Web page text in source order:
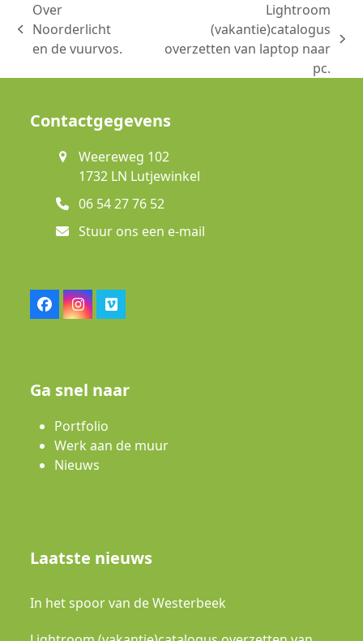
previous
post:
Over
Noorderlicht
en de vuurvos.
next
Lightroom
(vakantie)catalogus
overzetten van laptop naar
pc.
Contactgegevens
Weereweg 102
1732 LN Lutjewinkel
06 54 27 76 52
Stuur ons een e-mail
FacebookInstagram
Vimeo
Ga snel naar
Portfolio
Werk aan de muur
Nieuws
Laatste nieuws
In het spoor van de Westerbeek